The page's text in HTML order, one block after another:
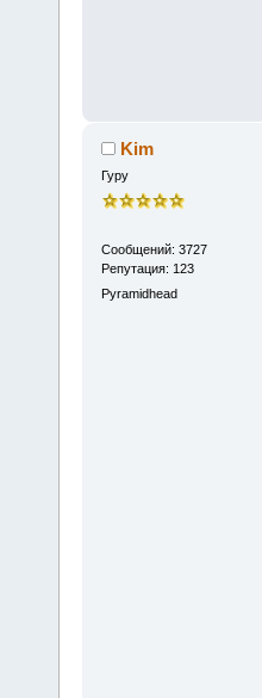
Kim
Гуру
Сообщений: 3727
Репутация: 123
Pyramidhead